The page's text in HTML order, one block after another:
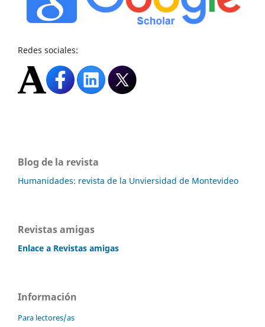
Redes sociales:
Blog de la revista
Humanidades: revista de la Unviersidad de Montevideo
Revistas amigas
Enlace a Revistas amigas
Información
Para lectores/as